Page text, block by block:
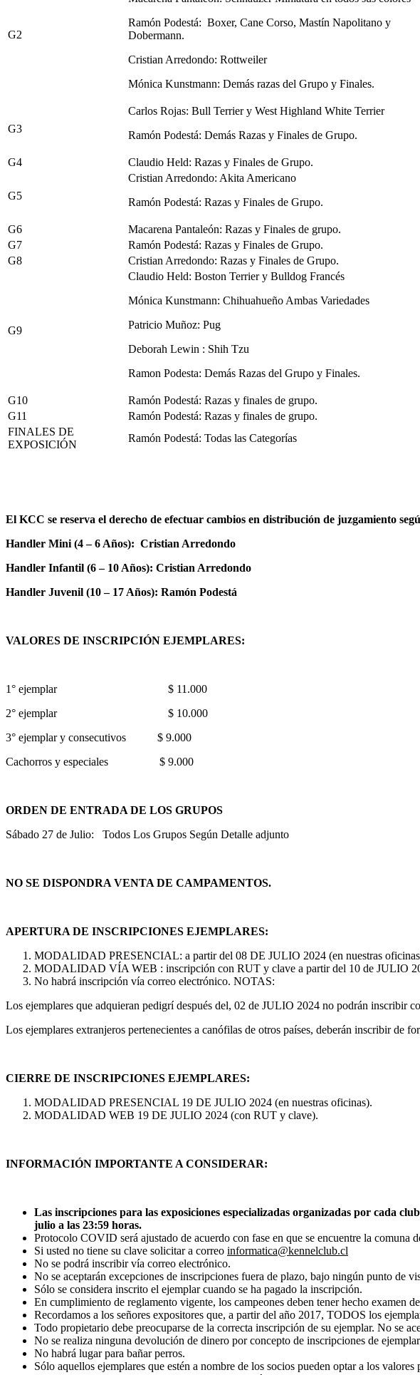
G2
Ramón Podestá: Boxer, Cane Corso, Mastín Napolitano y
Dobermann.
Cristian Arredondo: Rottweiler
Mónica Kunstmann: Demás razas del Grupo y Finales.
G3
Carlos Rojas: Bull Terrier y West Highland White Terrier
Ramón Podestá: Demás Razas y Finales de Grupo.
G4 Claudio Held: Razas y Finales de Grupo.
G5
Cristian Arredondo: Akita Americano
Ramón Podestá: Razas y Finales de Grupo.
G6
Macarena Pantaleón: Razas y Finales de grupo.
G7
Ramón Podestá: Razas y Finales de Grupo.
G8
Cristian Arredondo: Razas y Finales de Grupo.
G9
Claudio Held: Boston Terrier y Bulldog Francés
Mónica Kunstmann: Chihuahueño Ambas Variedades
Patricio Muñoz: Pug
Deborah Lewin : Shih Tzu
Ramon Podesta: Demás Razas del Grupo y Finales.
G10
Ramón Podestá: Razas y finales de grupo.
G11
Ramón Podestá: Razas y finales de grupo.
FINALES DE
EXPOSICIÓN
Ramón Podestá: Todas las Categorías
El KCC se reserva el derecho de efectuar cambios en distribución de juzgamiento
Handler Mini (4 – 6 Años): Cristian Arredondo
Handler Infantil (6 – 10 Años): Cristian Arredondo
Handler Juvenil (10 – 17 Años): Ramón Podestá
VALORES DE INSCRIPCIÓN EJEMPLARES:
1° ejemplar $ 11.000
2° ejemplar $ 10.000
3° ejemplar y consecutivos $ 9.000
Cachorros y especiales $ 9.000
ORDEN DE ENTRADA DE LOS GRUPOS
Sábado 27 de Julio: Todos Los Grupos Según Detalle adjunto
NO SE DISPONDRA VENTA DE CAMPAMENTOS.
APERTURA DE INSCRIPCIONES EJEMPLARES:
MODALIDAD PRESENCIAL: a partir del 08 DE JULIO 2024 (en nuestras
MODALIDAD VÍA WEB : inscripción con RUT y clave a partir del 10 de JULIO
No habrá inscripción vía correo electrónico. NOTAS:
Los ejemplares que adquieran pedigrí después del, 02 de JULIO 2024 no podrán inscribir
Los ejemplares extranjeros pertenecientes a canófilas de otros países, deberán inscribir
CIERRE DE INSCRIPCIONES EJEMPLARES:
MODALIDAD PRESENCIAL 19 DE JULIO 2024 (en nuestras oficinas).
MODALIDAD WEB 19 DE JULIO 2024 (con RUT y clave).
INFORMACIÓN IMPORTANTE A CONSIDERAR:
Las inscripciones para las exposiciones especializadas organizadas por cada
julio a las 23:59 horas.
Protocolo COVID será ajustado de acuerdo con fase en que se encuentre la comuna
Si usted no tiene su clave solicitar a correo informatica@kennelclub.cl
No se podrá inscribir vía correo electrónico.
No se aceptarán excepciones de inscripciones fuera de plazo, bajo ningún punto de
Sólo se considera inscrito el ejemplar cuando se ha pagado la inscripción.
En cumplimiento de reglamento vigente, los campeones deben tener hecho examen
Recordamos a los señores expositores que, a partir del año 2017, TODOS los
Todo propietario debe preocuparse de la correcta inscripción de su ejemplar. No se
No se realiza ninguna devolución de dinero por concepto de inscripciones de
No habrá lugar para bañar perros.
Sólo aquellos ejemplares que estén a nombre de los socios pueden optar a los valores